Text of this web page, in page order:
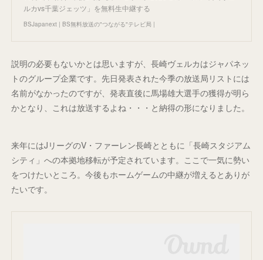
ルカvs千葉ジェッツ」を無料生中継する
BSJapanext | BS無料放送の"つながる"テレビ局 |
説明の必要もないかとは思いますが、長崎ヴェルカはジャパネッ
トのグループ企業です。先日発表された今季の放送局リストには
名前がなかったのですが、発表直後に馬場雄大選手の獲得が明ら
かとなり、これは放送するよね・・・と納得の形になりました。
来年にはJリーグのV・ファーレン長崎とともに「長崎スタジアム
シティ」への本拠地移転が予定されています。ここで一気に勢い
をつけたいところ。今後もホームゲームの中継が増えるとありが
たいです。